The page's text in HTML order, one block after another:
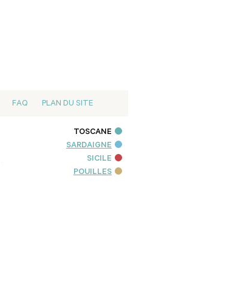
FAQ PLAN DU SITE
TOSCANE
SARDAIGNE
SICILE
POUILLES